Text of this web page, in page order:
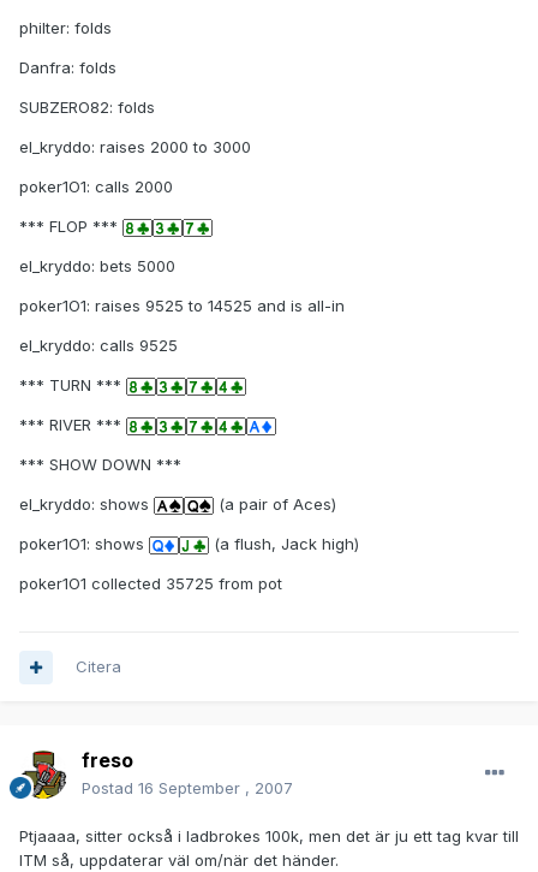
phiIter: folds
Danfra: folds
SUBZERO82: folds
el_kryddo: raises 2000 to 3000
poker1O1: calls 2000
*** FLOP ***
el_kryddo: bets 5000
poker1O1: raises 9525 to 14525 and is all-in
el_kryddo: calls 9525
*** TURN ***
*** RIVER ***
*** SHOW DOWN ***
el_kryddo: shows (a pair of Aces)
poker1O1: shows (a flush, Jack high)
poker1O1 collected 35725 from pot
Citera
freso
Postad 16 September , 2007
Ptjaaaa, sitter också i ladbrokes 100k, men det är ju ett tag kvar till
ITM så, uppdaterar väl om/när det händer.